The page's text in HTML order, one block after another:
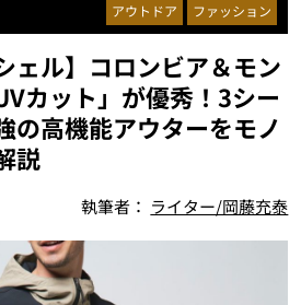
アウトドア ファッション
ェル】コロンビア＆モン
カット」が優秀！3シー
の高機能アウターをモノ
説
執筆者： ライター/岡藤充泰